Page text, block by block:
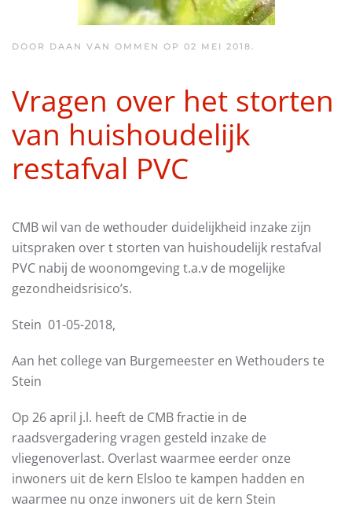
DOOR DAAN VAN OMMEN OP 02 MEI 2018.
Vragen over het storten
van huishoudelijk
restafval PVC
CMB wil van de wethouder duidelijkheid inzake zijn
uitspraken over t storten van huishoudelijk restafval
PVC nabij de woonomgeving t.a.v de mogelijke
gezondheidsrisico’s.
Stein 01-05-2018,
Aan het college van Burgemeester en Wethouders te
Stein
Op 26 april j.l. heeft de CMB fractie in de
raadsvergadering vragen gesteld inzake de
vliegenoverlast. Overlast waarmee eerder onze
inwoners uit de kern Elsloo te kampen hadden en
waarmee nu onze inwoners uit de kern Stein